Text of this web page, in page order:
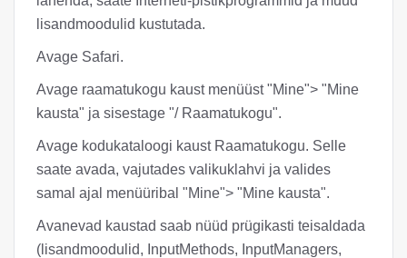
lisandmoodulid kustutada.
Avage Safari.
Avage raamatukogu kaust menüüst "Mine"> "Mine
kausta" ja sisestage "/ Raamatukogu".
Avage kodukataloogi kaust Raamatukogu. Selle
saate avada, vajutades valikuklahvi ja valides
samal ajal menüüribal "Mine"> "Mine kausta".
Avanevad kaustad saab nüüd prügikasti teisaldada
(lisandmoodulid, InputMethods, InputManagers,